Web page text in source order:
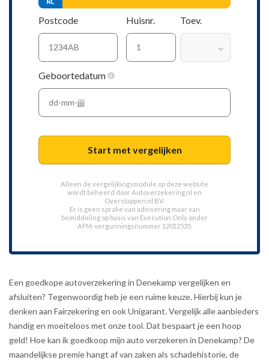
Postcode Huisnr. Toev.
Geboortedatum
Start met vergelijken
Alleen de vergelijkingsmodule op deze website
wordt beheerd door Autoverzekering.nl en
Overstappen.nl BV.
Er is geen sprake van advisering maar van
bemiddeling op basis van Execution Only onder
AFM-vergunningsnummer 12012535.
Een goedkope autoverzekering in Denekamp vergelijken en
afsluiten? Tegenwoordig heb je een ruime keuze. Hierbij kun je
denken aan Fairzekering en ook Unigarant. Vergelijk alle aanbieders
handig en moeiteloos met onze tool. Dat bespaart je een hoop
geld! Hoe kan ik goedkoop mijn auto verzekeren in Denekamp? De
maandelijkse premie hangt af van zaken als schadehistorie, de